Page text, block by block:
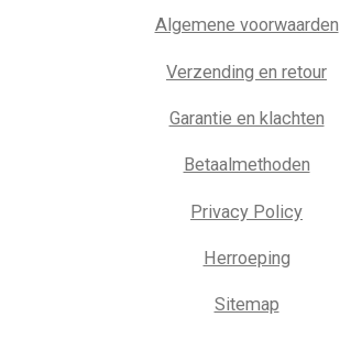
Algemene voorwaarden
Verzending en retour
Garantie en klachten
Betaalmethoden
Privacy Policy
Herroeping
Sitemap